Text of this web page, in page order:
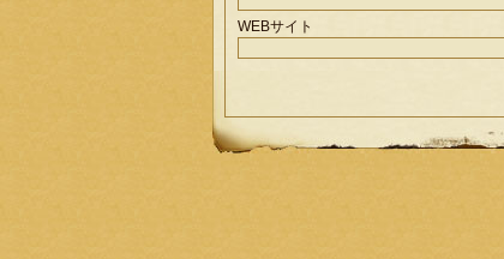
WEBサイト